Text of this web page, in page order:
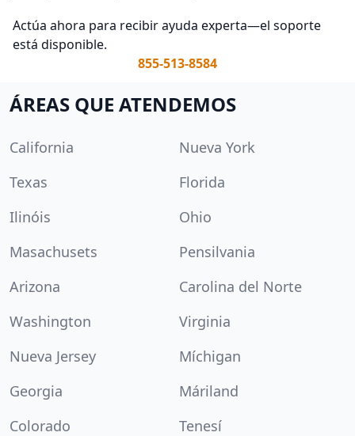
Actúa ahora para recibir ayuda experta—el soporte
está disponible.
855-513-8584
ÁREAS QUE ATENDEMOS
California
Nueva York
Texas
Florida
Ilinóis
Ohio
Masachusets
Pensilvania
Arizona
Carolina del Norte
Washington
Virginia
Nueva Jersey
Míchigan
Georgia
Máriland
Colorado
Tenesí